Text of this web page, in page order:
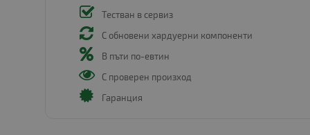
Тестван в сервиз
С обновени хардуерни компоненти
В пъти по-евтин
С проверен произход
Гаранция